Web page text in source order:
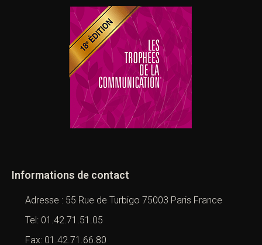
Informations de contact
Adresse : 55 Rue de Turbigo 75003 Paris France
Tel: 01.42.71.51.05
Fax: 01.42.71.66.80